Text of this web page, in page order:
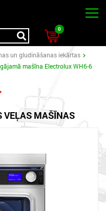
0
un gludināšanas iekārtas
mašīna Electrolux WH6-6
VEĻAS MAŠĪNAS